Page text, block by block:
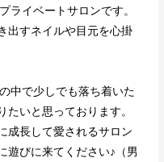
イベートサロンです。
出すネイルや目元を心掛
中で少しでも落ち着いた
いと思っております。
成長して愛されるサロン
遊びに来てください♪（男